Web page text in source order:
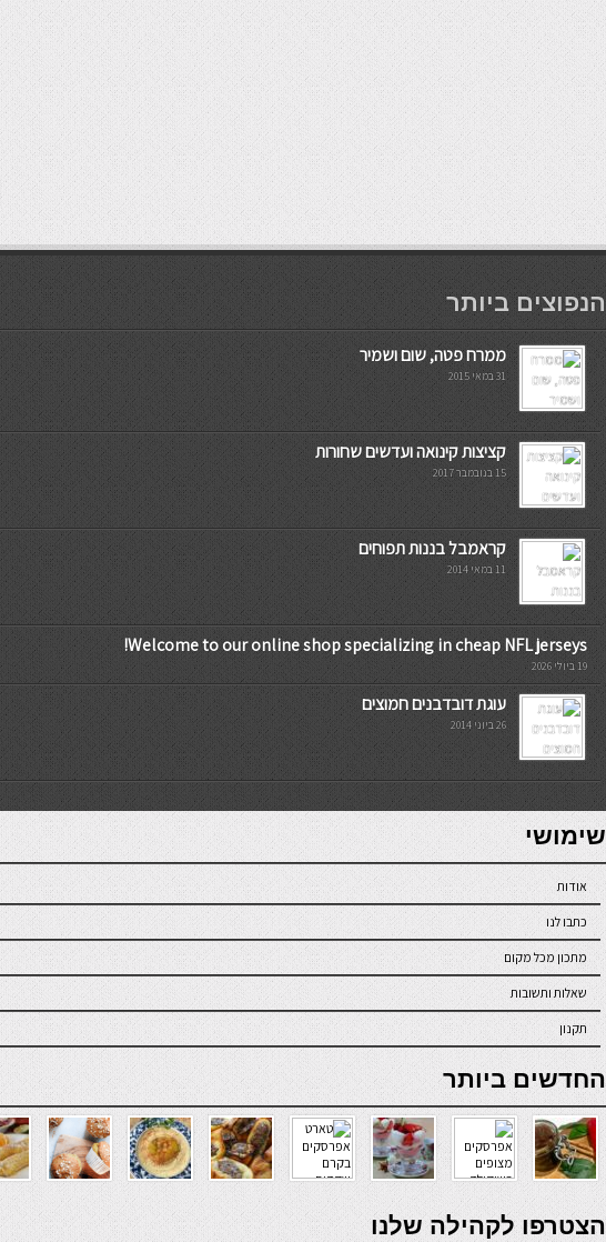
мостбет кг
הנפוצים ביותר
ממרח פטה, שום ושמיר
31 במאי 2015
קציצות קינואה ועדשים שחורות
15 בנובמבר 2017
קראמבל בננות תפוחים
11 במאי 2014
Welcome to our online shop specializing in cheap NFL jerseys!
19 ביולי 2026
עוגת דובדבנים חמוצים
26 ביוני 2014
7slots
seriöse online casinos österreich
שימושי
אודות
כתבו לנו
מתכון מכל מקום
שאלות ותשובות
תקנון
online casino
החדשים ביותר
verde casino
הצטרפו לקהילה שלנו